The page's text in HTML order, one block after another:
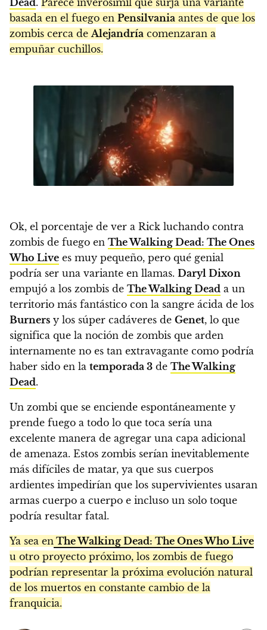
basada en el fuego en Pensilvania antes de que los
zombis cerca de Alejandría comenzaran a
empuñar cuchillos.
Ok, el porcentaje de ver a Rick luchando contra
zombis de fuego en The Walking Dead: The Ones
Who Live es muy pequeño, pero qué genial
podría ser una variante en llamas. Daryl Dixon
empujó a los zombis de The Walking Dead a un
territorio más fantástico con la sangre ácida de los
Burners y los súper cadáveres de Genet, lo que
significa que la noción de zombis que arden
internamente no es tan extravagante como podría
haber sido en la temporada 3 de The Walking
Dead.
Un zombi que se enciende espontáneamente y
prende fuego a todo lo que toca sería una
excelente manera de agregar una capa adicional
de amenaza. Estos zombis serían inevitablemente
más difíciles de matar, ya que sus cuerpos
ardientes impedirían que los supervivientes usaran
armas cuerpo a cuerpo e incluso un solo toque
podría resultar fatal.
Ya sea en The Walking Dead: The Ones Who Live
u otro proyecto próximo, los zombis de fuego
podrían representar la próxima evolución natural
de los muertos en constante cambio de la
franquicia.